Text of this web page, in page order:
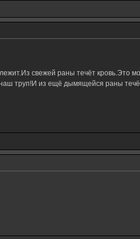
свежей раны течёт кровь.Это
труп!И из ещё дымящейся раны